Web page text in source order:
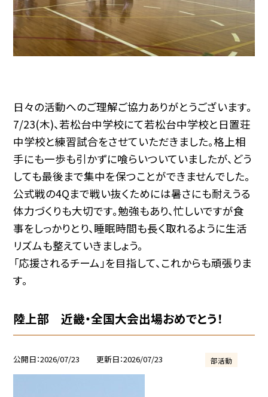
日々の活動へのご理解ご協力ありがとうございます。
7/23(木)、若松台中学校にて若松台中学校と日置荘
中学校と練習試合をさせていただきました。格上相
手にも一歩も引かずに喰らいついていましたが、どう
しても最後まで集中を保つことができませんでした。
公式戦の4Qまで戦い抜くためには暑さにも耐えうる
体力づくりも大切です。勉強もあり、忙しいですが食
事をしっかりとり、睡眠時間も長く取れるように生活
リズムも整えていきましょう。
「応援されるチーム」を目指して、これからも頑張りま
す。
陸上部 近畿・全国大会出場おめでとう！
公開日 2026/07/23 更新日 2026/07/23 部活動